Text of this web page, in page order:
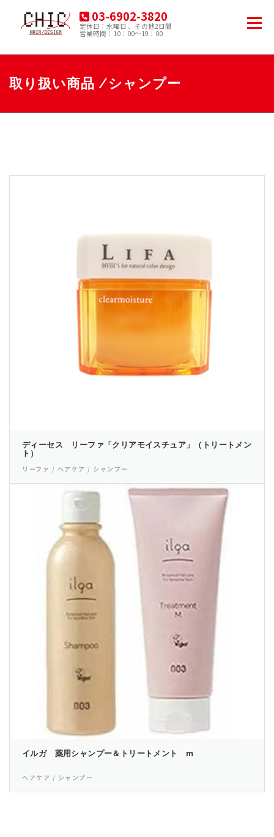
ツ
プ
03-6902-3820
定休日：水曜日 、その他2日間
営業時間：10：00～19：00
メニュー
HOME MENU PRODUCT
取り扱い商品 /シャンプー
ディーセス リーファ「クリアモイスチュア」（トリートメン
ト）
リーファ / ヘアケア / シャンプー
イルガ 薬用シャンプー＆トリートメント m
ヘアケア / シャンプー